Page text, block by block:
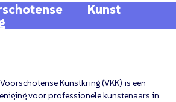
Kunst
Kunstkring (VKK) is een
voor professionele kunstenaars in